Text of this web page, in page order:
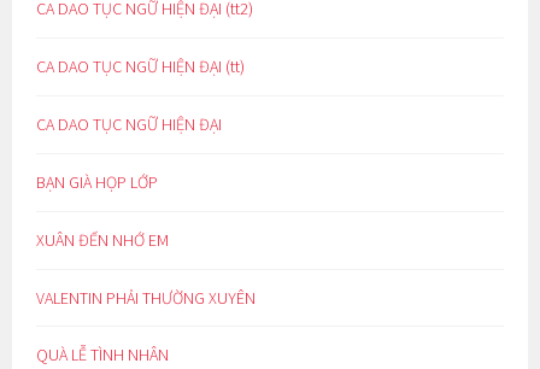
CA DAO TỤC NGỮ HIỆN ĐẠI (tt2)
CA DAO TỤC NGỮ HIỆN ĐẠI (tt)
CA DAO TỤC NGỮ HIỆN ĐẠI
BẠN GIÀ HỌP LỚP
XUÂN ĐẾN NHỚ EM
VALENTIN PHẢI THƯỜNG XUYÊN
QUÀ LỄ TÌNH NHÂN